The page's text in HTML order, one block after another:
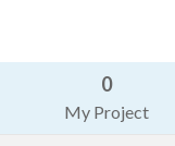
0
My Project